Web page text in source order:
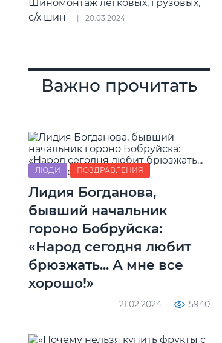
Шиномонтаж легковых, грузовых,
с/х шин
20.03.2024
Важно прочитать
ЛЮДИ ПОЗДРАВЛЕНИЯ
Лидия Богданова,
бывший начальник
гороно Бобруйска:
«Народ сегодня любит
брюзжать... А мне все
хорошо!»
21.02.2024 5940